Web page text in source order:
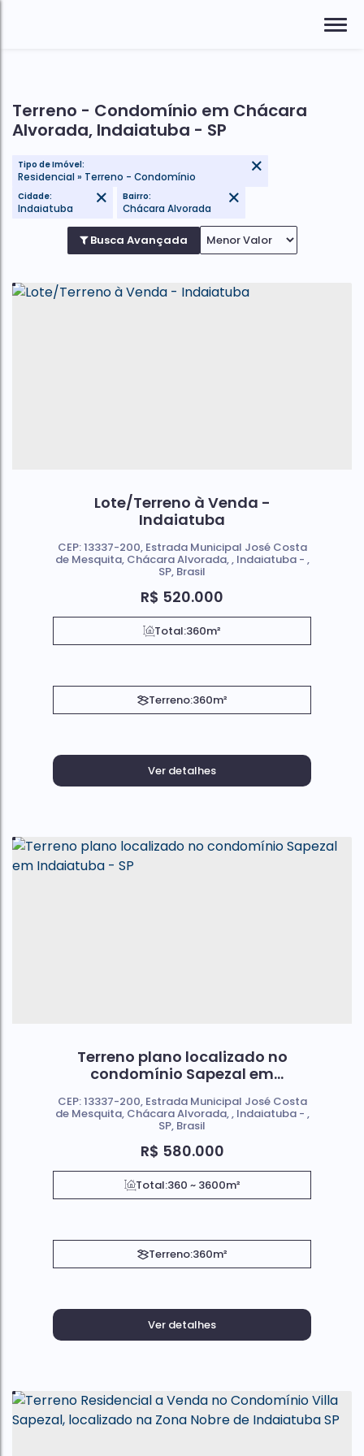
Terreno - Condomínio em Chácara
Alvorada, Indaiatuba - SP
Tipo de Imóvel:
Residencial » Terreno - Condomínio
Indaiatuba Chácara Alvorada
Busca Avançada
Lote/Terreno à Venda -
Indaiatuba
R$ 520.000
CEP: 13337-200, Estrada Municipal José Costa
de Mesquita, Chácara Alvorada , Indaiatuba ,
SP, Brasil
Total:360m²
Terreno:360m²
Ver detalhes
Terreno plano localizado no
condomínio Sapezal em
R$ 580.000
CEP: 13337-200, Estrada Municipal José Costa
de Mesquita, Chácara Alvorada , Indaiatuba ,
SP, Brasil
Total:360 ~ 3600m²
Terreno:360m²
Ver detalhes